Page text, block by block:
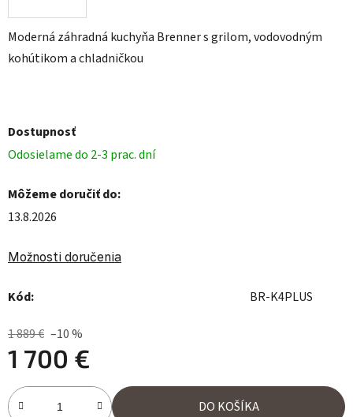
Moderná záhradná kuchyňa Brenner s grilom, vodovodným
kohútikom a chladničkou
Dostupnosť
Odosielame do 2-3 prac. dní
Môžeme doručiť do:
13.8.2026
Možnosti doručenia
Kód: BR-K4PLUS
1 889 € –10 %
1 700 €
Jednotková cena:
DO KOŠÍKA